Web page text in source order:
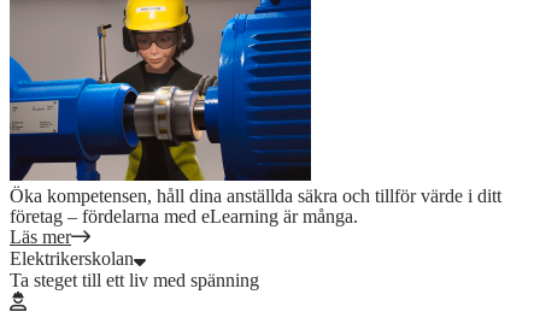
Öka kompetensen, håll dina anställda säkra och tillför värde i ditt
företag – fördelarna med eLearning är många.
Läs mer
Elektrikerskolan
Ta steget till ett liv med spänning